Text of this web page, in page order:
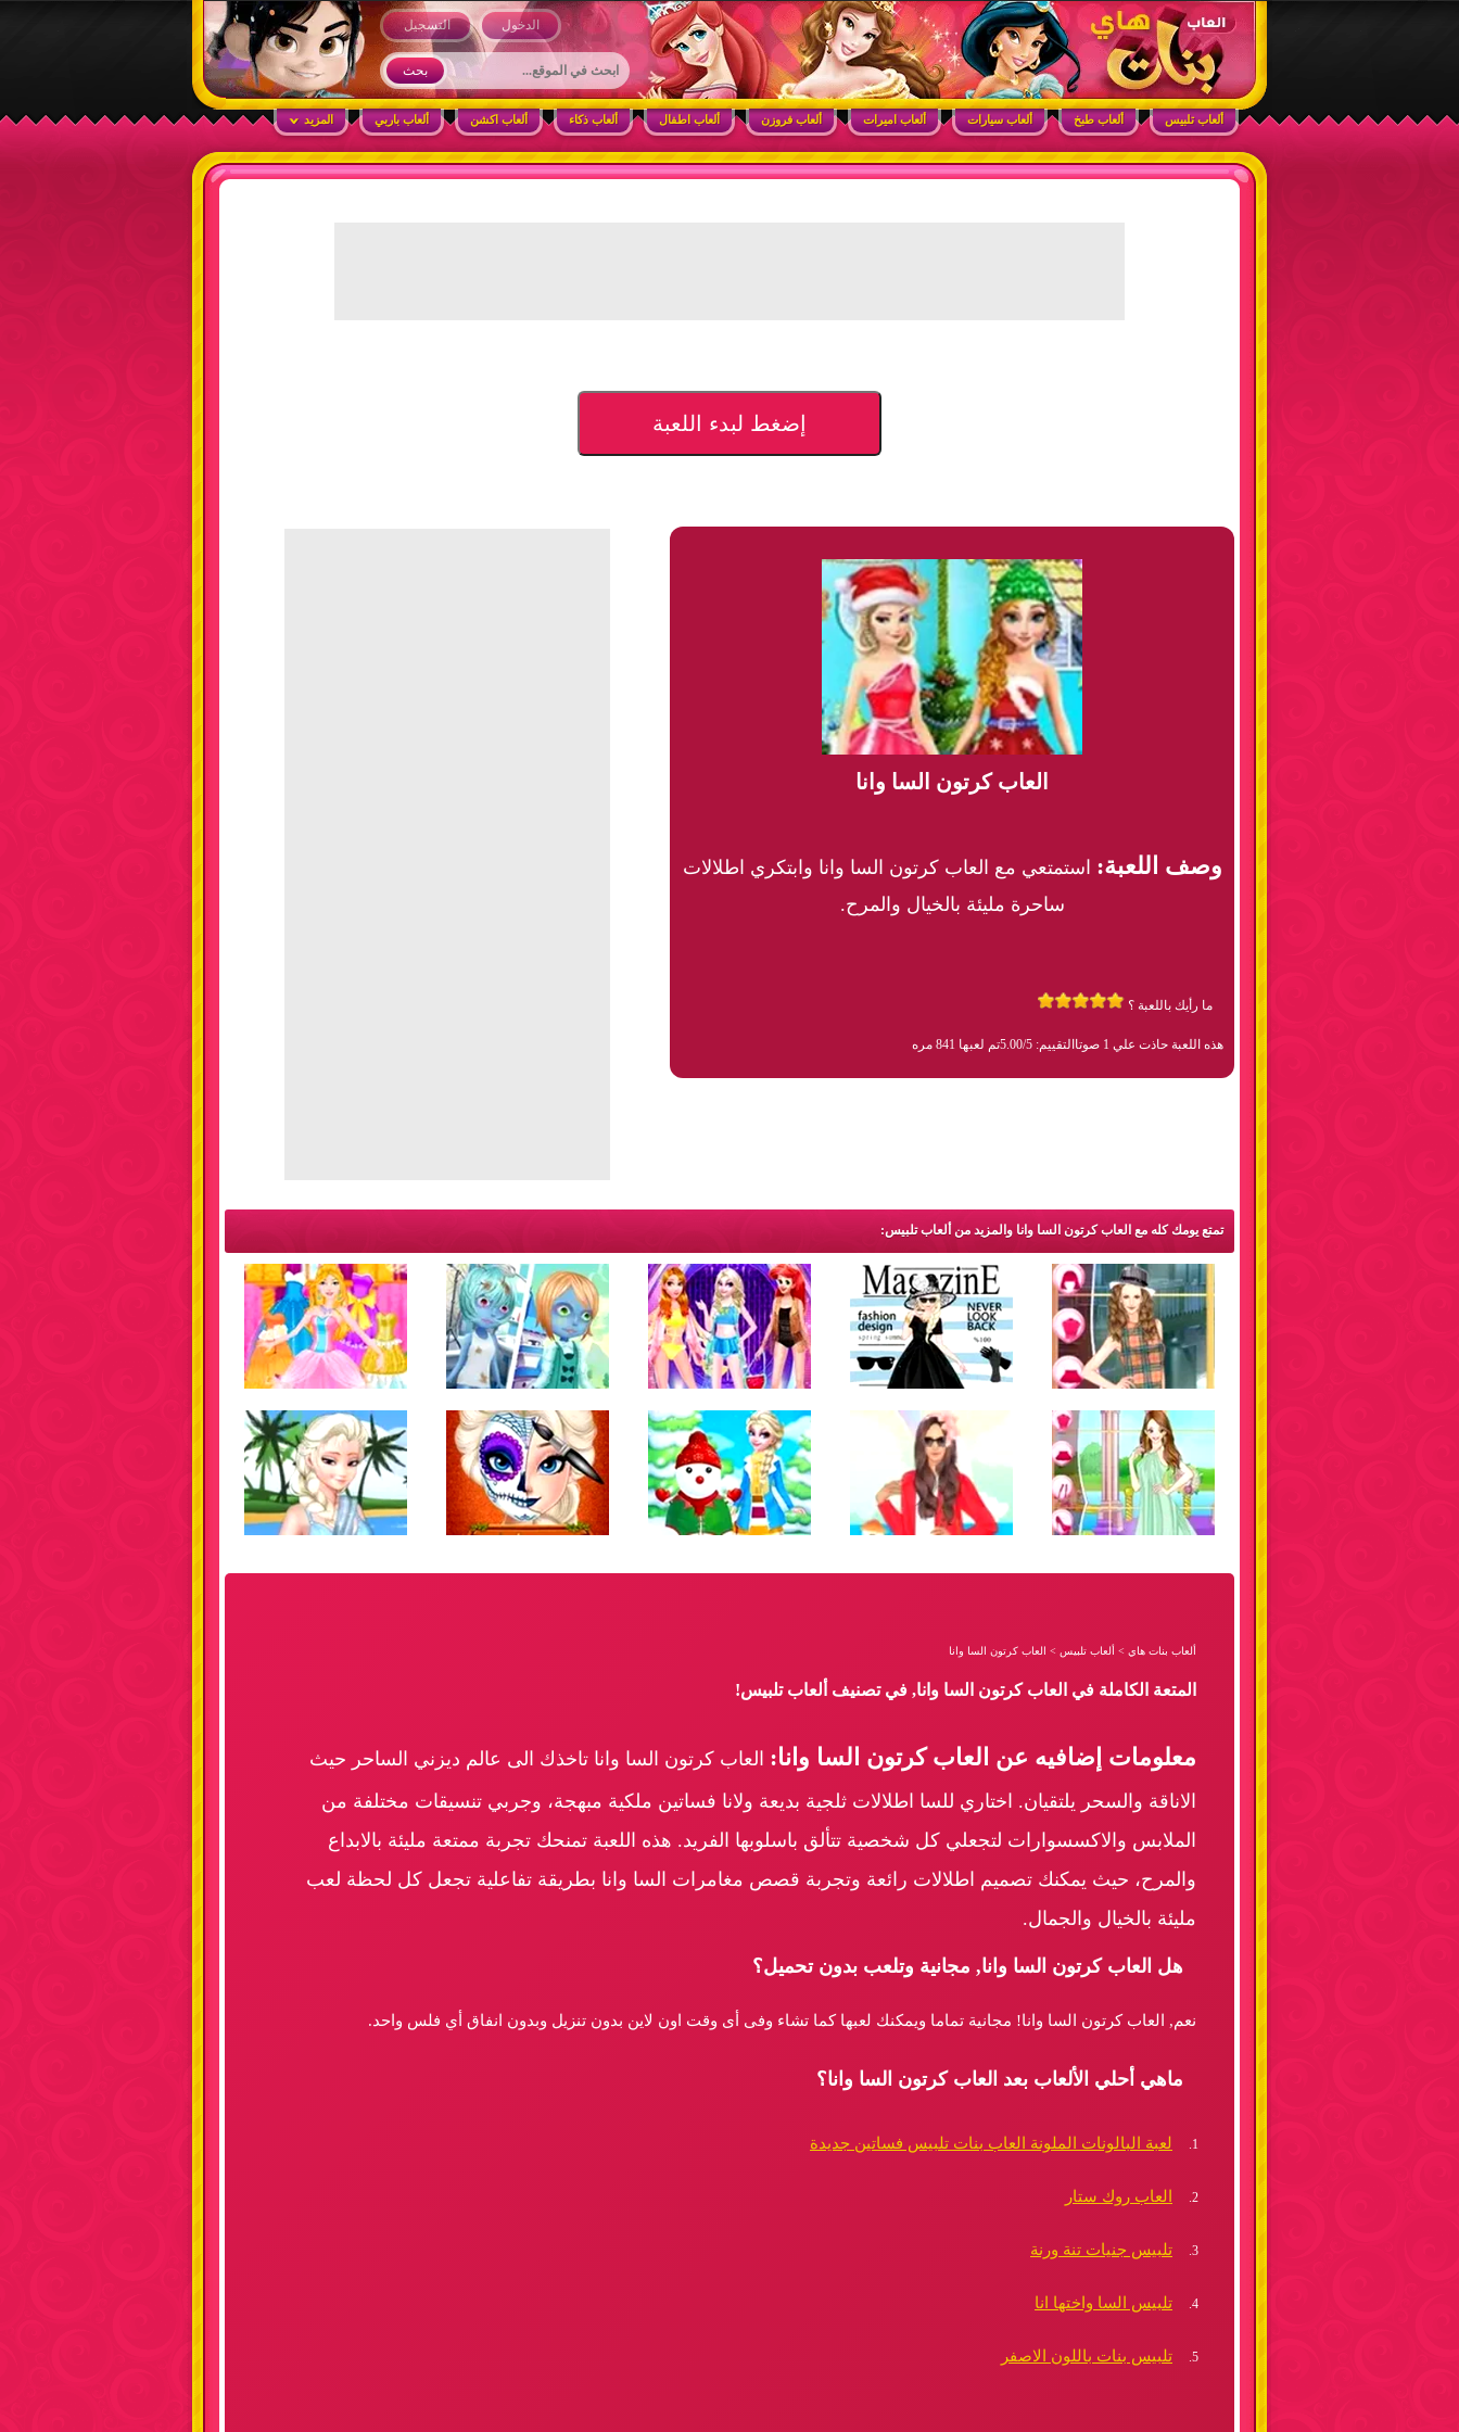
ألعاب بنات هاي – أفضل ألعاب تلبيس، مكياج، طبخ وأنشطة ممتعة للبنات
ابحث في الموقع
التسجيل
الدخول
ألعاب تلبيس ألعاب طبخ ألعاب سيارات ألعاب اميرات ألعاب فروزن ألعاب اطفال ألعاب ذكاء ألعاب اكشن ألعاب باربي المزيد
إضغط لبدء اللعبة
العاب كرتون السا وانا
وصف اللعبة: استمتعي مع العاب كرتون السا وانا وابتكري اطلالات
ساحرة مليئة بالخيال والمرح.
ما رأيك باللعبة ؟
هذه اللعبة حاذت علي 1 صوتا التقييم: 5.00/5 تم لعبها 841 مره
تمتع يومك كله مع العاب كرتون السا وانا والمزيد من ألعاب تلبيس:
ألعاب بنات هاي > ألعاب تلبيس > العاب كرتون السا وانا
المتعة الكاملة في العاب كرتون السا وانا, في تصنيف ألعاب تلبيس!
معلومات إضافيه عن العاب كرتون السا وانا: العاب كرتون السا وانا تاخذك الى عالم ديزني الساحر حيث
الاناقة والسحر يلتقيان. اختاري للسا اطلالات ثلجية بديعة ولانا فساتين ملكية مبهجة، وجربي تنسيقات مختلفة من
الملابس والاكسسوارات لتجعلي كل شخصية تتألق باسلوبها الفريد. هذه اللعبة تمنحك تجربة ممتعة مليئة بالابداع
والمرح، حيث يمكنك تصميم اطلالات رائعة وتجربة قصص مغامرات السا وانا بطريقة تفاعلية تجعل كل لحظة لعب
مليئة بالخيال والجمال.
هل العاب كرتون السا وانا, مجانية وتلعب بدون تحميل؟
نعم, العاب كرتون السا وانا! مجانية تماما ويمكنك لعبها كما تشاء وفى أى وقت اون لاين بدون تنزيل وبدون انفاق أي فلس واحد.
ماهي أحلي الألعاب بعد العاب كرتون السا وانا؟
لعبة البالونات الملونة العاب بنات تلبيس فساتين جديدة
العاب روك ستار
تلبيس جنيات تنة ورنة
تلبيس السا واختها انا
تلبيس بنات باللون الاصفر